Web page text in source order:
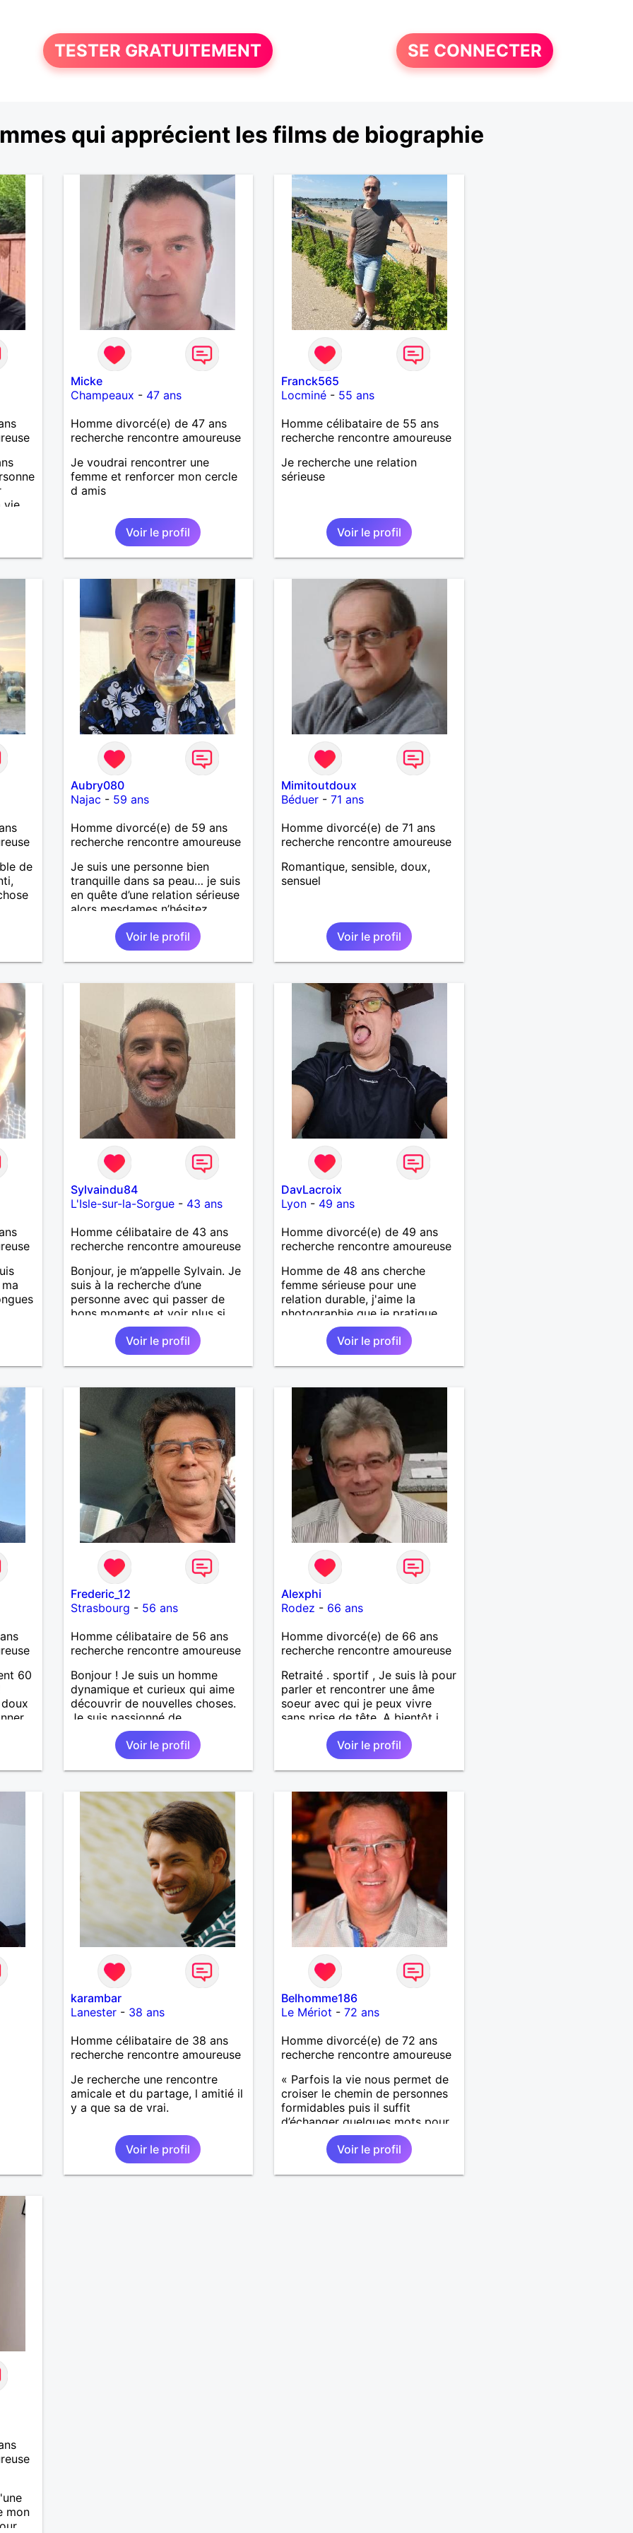
TESTER GRATUITEMENT SE CONNECTER
qui apprécient les films de biographie
vie
Micke
Champeaux - 47 ans
Homme divorcé(e) de 47 ans
recherche rencontre amoureuse
Je voudrai rencontrer une
femme et renforcer mon cercle
d amis
Voir le profil
Franck565
Locminé - 55 ans
Homme célibataire de 55 ans
recherche rencontre amoureuse
Je recherche une relation
sérieuse
Voir le profil
de
Aubry080
Najac - 59 ans
Homme divorcé(e) de 59 ans
recherche rencontre amoureuse
Je suis une personne bien
tranquille dans sa peau… je suis
en quête d’une relation sérieuse
alors mesdames n’hésitez
surtout pas ! Au plaisir de vous
lire. Laissez-moi vos infos
Voir le profil
Mimitoutdoux
Béduer -71 ans
Homme divorcé(e) de 71 ans
recherche rencontre amoureuse
Romantique, sensible, doux,
sensuel
Voir le profil
que
et
le
Sylvaindu84
L'Isle-sur-la-Sorgue- 43 ans
Homme célibataire de 43 ans
recherche rencontre amoureuse
Bonjour, je m’appelle Sylvain. Je
suis à la recherche d’une
personne avec qui passer de
bons moments et voir plus si
nous nous correspondons.
J’aime la nature, les voyages et
aussi faire la fête de temps en
temps ;-)Je suis papa d’un petit
m’occupe en garde alternée.
J’aime à peu près tous les styles
de musique. (Oui je suis pas trop
fan de Jul). Je fais du sport
pour garder la forme et plutôt
agréable à regarder. (Enfin je le
pense en tout cas 😂)
Voir le profil
DavLacroix
Lyon - 49 ans
Homme divorcé(e) de 49 ans
recherche rencontre amoureuse
Homme de 48 ans cherche
femme sérieuse pour une
relation durable, j'aime la
photographie que je pratique,
mais l'art en général, j'aime
bricoler, marcher, resto, ciné,
mais aussi passer des moments
calme devant un bon film ou une
reste est à découvrir.
Voir le profil
60
et
a la
Frederic_12
Strasbourg - 56 ans
Homme célibataire de 56 ans
recherche rencontre amoureuse
Bonjour ! Je suis un homme
dynamique et curieux qui aime
découvrir de nouvelles choses.
Je suis passionné de
sport,musique douce,ballade et
autres J'adore passer du temps
avec mes proches et partager
des moments inoubliables.
Voir le profil
Alexphi
Rodez - 66 ans
Homme divorcé(e) de 66 ans
recherche rencontre amoureuse
Retraité . sportif , Je suis là pour
parler et rencontrer une âme
soeur avec qui je peux vivre
sans prise de tête. A bientôt j
espère . Amicalement
Voir le profil
karambar
Lanester- 38 ans
Homme célibataire de 38 ans
recherche rencontre amoureuse
Je recherche une rencontre
amicale et du partage, l amitié il
y a que sa de vrai.
Voir le profil
Belhomme186
Le Mériot -72 ans
Homme divorcé(e) de 72 ans
recherche rencontre amoureuse
« Parfois la vie nous permet de
croiser le chemin de personnes
formidables puis il suffit
d’échanger quelques mots pour
comprendre qu’elles deviennent
importantes et pour le reste de
notre vie. »
Voir le profil
mon